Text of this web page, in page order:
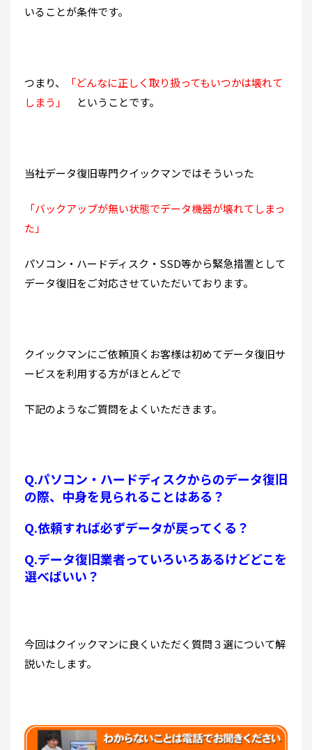
いることが条件です。
つまり、
「どんなに正しく取り扱ってもいつかは壊れて
しまう」
ということです。
当社データ復旧専門クイックマンではそういった
「バックアップが無い状態でデータ機器が壊れてしまっ
た」
パソコン・ハードディスク・SSD等から緊急措置として
データ復旧をご対応させていただいております。
クイックマンにご依頼頂くお客様は初めてデータ復旧サ
ービスを利用する方がほとんどで
下記のようなご質問をよくいただきます。
Q.パソコン・ハードディスクからのデータ復旧
の際、中身を見られることはある？
Q.依頼すれば必ずデータが戻ってくる？
Q.データ復旧業者っていろいろあるけどどこを
選べばいい？
今回はクイックマンに良くいただく質問３選について解
説いたします。